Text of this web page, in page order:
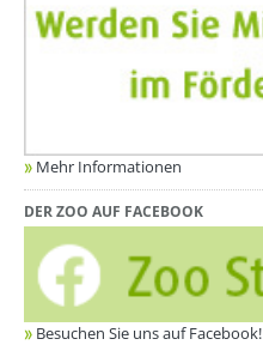
Mehr Informationen
DER ZOO AUF FACEBOOK
Besuchen Sie uns auf Facebook!